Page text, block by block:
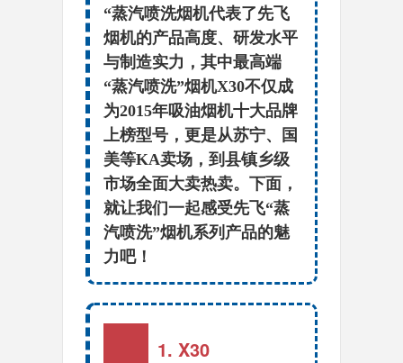
“蒸汽喷洗烟机代表了先飞
烟机的产品高度、研发水平
与制造实力，其中最高端
“蒸汽喷洗”烟机X30不仅成
为2015年吸油烟机十大品牌
上榜型号，更是从苏宁、国
美等KA卖场，到县镇乡级
市场全面大卖热卖。下面，
就让我们一起感受先飞“蒸
汽喷洗”烟机系列产品的魅
力吧！
1. X30